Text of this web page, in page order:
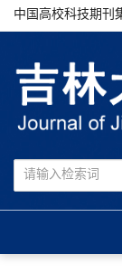
中国高校科技期刊